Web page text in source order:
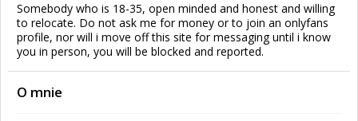
Somebody who is 18-35, open minded and honest and willing
to relocate. Do not ask me for money or to join an onlyfans
profile, nor will i move off this site for messaging until i know
you in person, you will be blocked and reported.
O mnie